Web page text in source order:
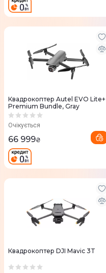
Квадрокоптер Autel EVO Lite+
Premium Bundle, Gray
Очікується
66 999₴
Квадрокоптер DJI Mavic 3T